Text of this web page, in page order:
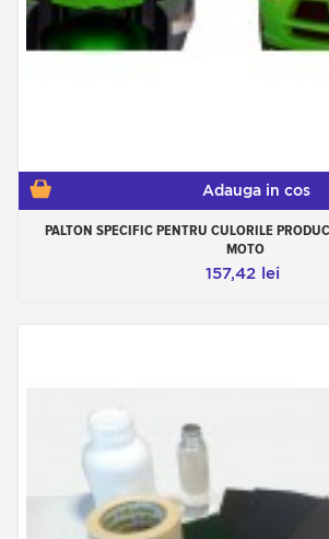
Adauga in cos
PALTON SPECIFIC PENTRU CULORILE
MOTO
157,42 lei